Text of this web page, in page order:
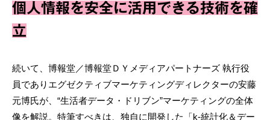
個人情報を安全に活用できる技術を確
立
続いて、博報堂／博報堂ＤＹメディアパートナーズ 執行役
員でありエグゼクティブマーケティングディレクターの安藤
元博氏が、“生活者データ・ドリブン”マーケティングの全体
像を解説。特筆すべきは、独自に開発した「k-統計化＆デー